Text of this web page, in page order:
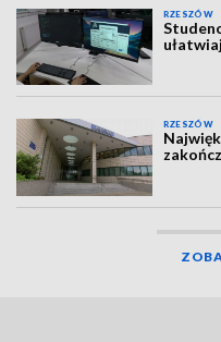
RZESZÓW
RZESZÓW